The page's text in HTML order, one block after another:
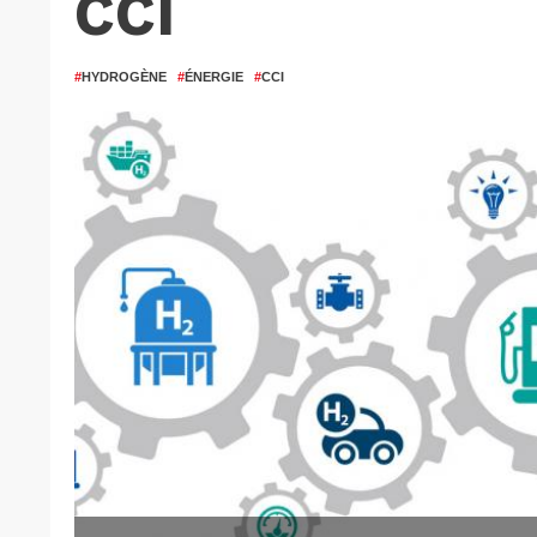
CCI
#HYDROGÈNE #ÉNERGIE #CCI